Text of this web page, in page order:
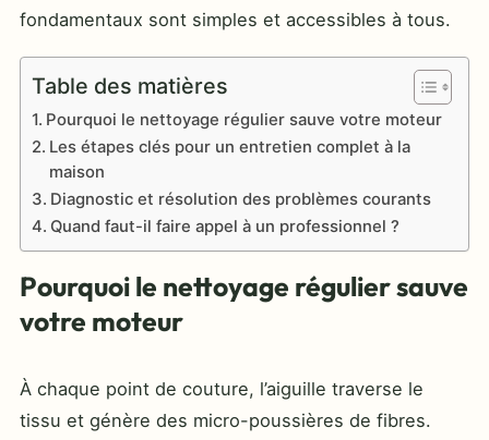
fondamentaux sont simples et accessibles à tous.
Table des matières
Pourquoi le nettoyage régulier sauve votre moteur
Les étapes clés pour un entretien complet à la
maison
Diagnostic et résolution des problèmes courants
Quand faut-il faire appel à un professionnel ?
Pourquoi le nettoyage régulier sauve
votre moteur
À chaque point de couture, l’aiguille traverse le
tissu et génère des micro-poussières de fibres.